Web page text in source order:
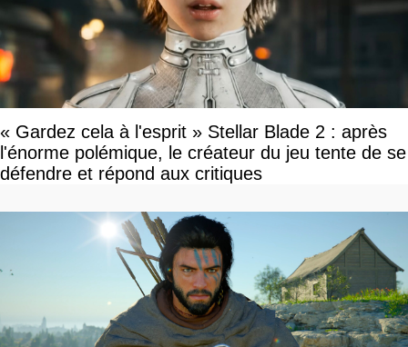
« Gardez cela à l'esprit » Stellar Blade 2 : après
l'énorme polémique, le créateur du jeu tente de se
défendre et répond aux critiques